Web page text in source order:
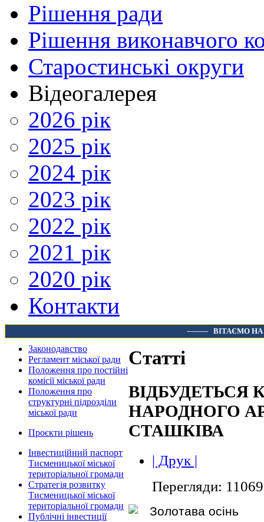
Рішення ради
Рішення виконавчого
Старостинські округи
Відеогалерея
2026 рік
2025 рік
2024 рік
2023 рік
2022 рік
2021 рік
2020 рік
Контакти
--------- ВІТАЄМО
Законодавство
Регламент міської ради
Положення про постійні
комісії міської ради
Положення про
структурні підрозділи
міської ради
Проєкти рішень
Інвестиційний паспорт
Тисменицької міської
територіальної громади
Стратегія розвитку
Тисменицької міської
територіальної громади
Публічні інвестиції
Статті
ВІДБУДЕТЬСЯ
НАРОДНОГО
СТАШКІВА
| Друк |
Перегляди: 11069